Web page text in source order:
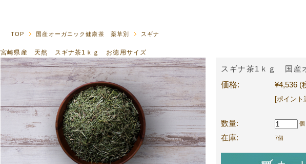
TOP 国産オーガニック健康茶 薬草別 スギナ
宮崎県産 天然 スギナ茶1ｋｇ お徳用サイズ
スギナ茶1ｋｇ 国産
価格:
¥4,536 (
[ポイント
数量: 個
在庫: 7個